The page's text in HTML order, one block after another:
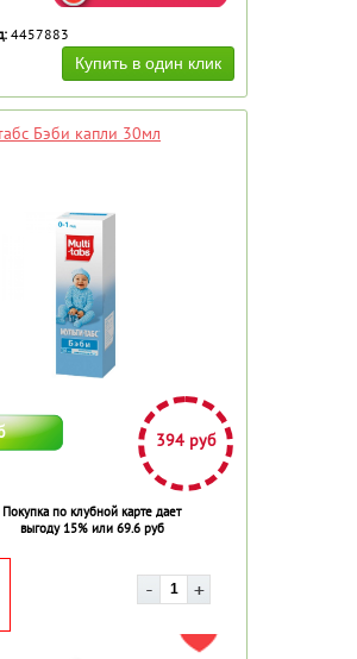
4457883
Бэби капли 30мл
394 руб
Покупка по клубной карте дает
выгоду 15% или 69.6 руб
ДОБАВИТЬ В ИЗБРАННОЕ